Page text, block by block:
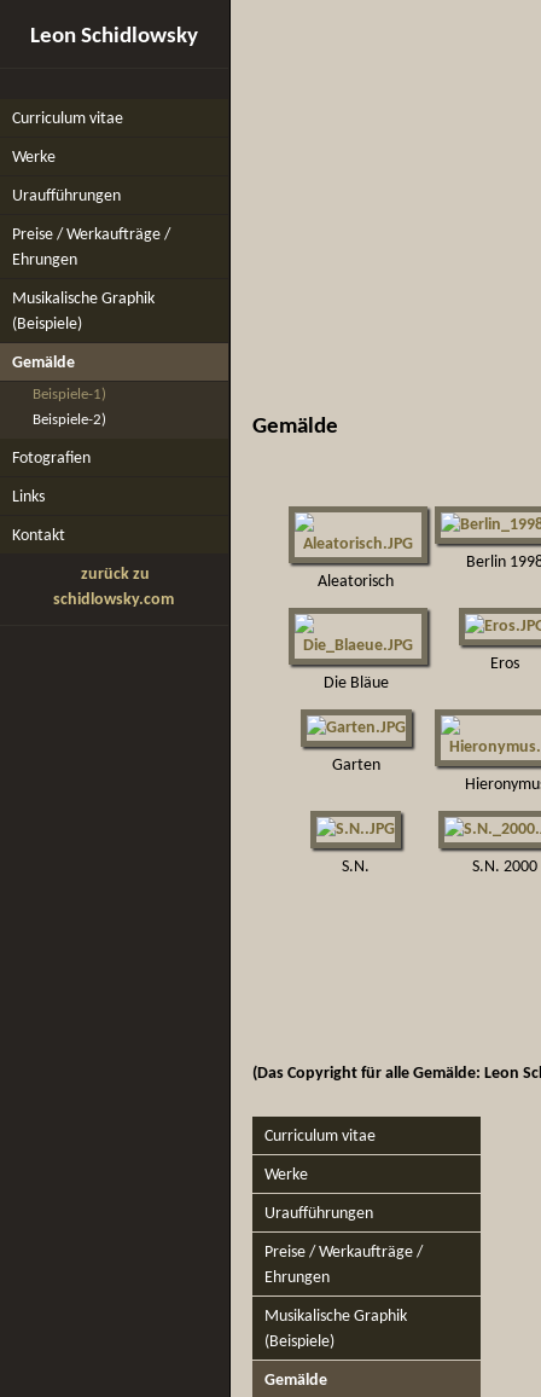
Leon Schidlowsky
Curriculum vitae
Werke
Uraufführungen
Preise / Werkaufträge /
Ehrungen
Musikalische Graphik
(Beispiele)
Gemälde
Beispiele-1)
Beispiele-2)
Fotografien
Links
Kontakt
zurück zu
schidlowsky.com
Gemälde
Aleatorisch
Berlin
Die Bläue
Eros
Garten
S.N. S.N. 2000
(Das Copyright für alle Gemälde: Leon
Curriculum vitae
Werke
Uraufführungen
Preise / Werkaufträge /
Ehrungen
Musikalische Graphik
(Beispiele)
Gemälde